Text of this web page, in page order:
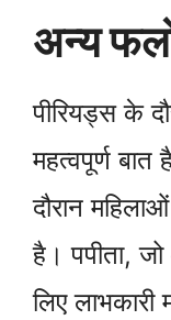
अन्य
पीरियड्स के
महत्वपूर्ण बात
दौरान
है। पपीता,
लिए लाभकारी